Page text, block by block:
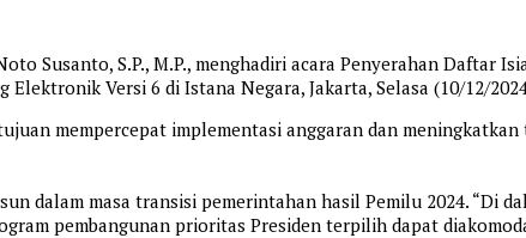
Susanto, S.P., M.P., menghadiri acara Penyerahan Daftar
Versi 6 di Istana Negara, Jakarta, Selasa (10/12/
mempercepat implementasi anggaran dan
dalam masa transisi pemerintahan hasil Pemilu 2024. “Di
pembangunan prioritas Presiden terpilih dapat